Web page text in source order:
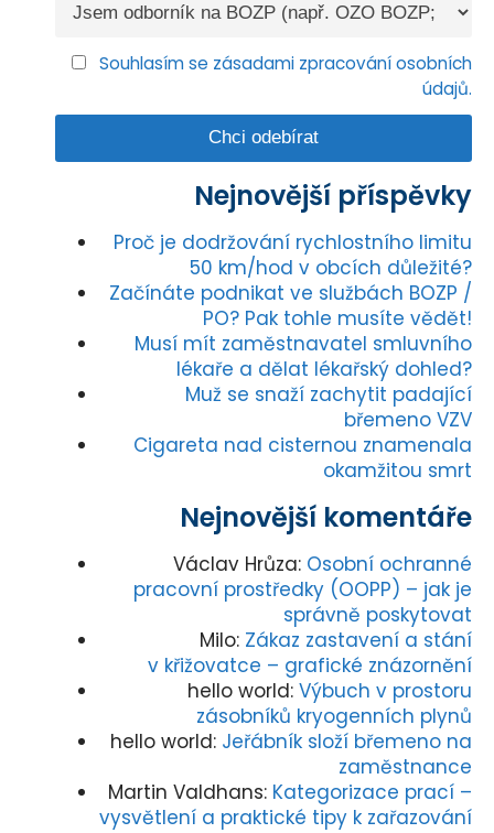
Souhlasím se zásadami zpracování osobních
údajů.
Nejnovější příspěvky
Proč je dodržování rychlostního limitu
50 km/hod v obcích důležité?
Začínáte podnikat ve službách BOZP /
PO? Pak tohle musíte vědět!
Musí mít zaměstnavatel smluvního
lékaře a dělat lékařský dohled?
Muž se snaží zachytit padající
břemeno VZV
Cigareta nad cisternou znamenala
okamžitou smrt
Nejnovější komentáře
Václav Hrůza: Osobní ochranné
pracovní prostředky (OOPP) – jak je
správně poskytovat
Milo: Zákaz zastavení a stání
v křižovatce – grafické znázornění
hello world: Výbuch v prostoru
zásobníků kryogenních plynů
hello world: Jeřábník složí břemeno na
zaměstnance
Martin Valdhans: Kategorizace prací –
vysvětlení a praktické tipy k zařazování